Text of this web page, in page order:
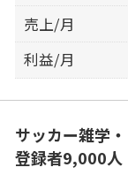
売上/月
利益/月
サッカー雑学
登録者9,000人